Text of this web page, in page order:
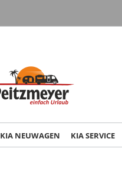
KIA NEUWAGEN KIA SERVICE